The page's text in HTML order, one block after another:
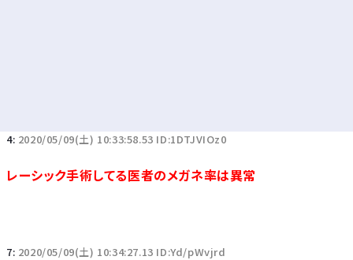
4: 2020/05/09(土) 10:33:58.53 ID:1DTJVIOz0
レーシック手術してる医者のメガネ率は異常
7: 2020/05/09(土) 10:34:27.13 ID:Yd/pWvjrd